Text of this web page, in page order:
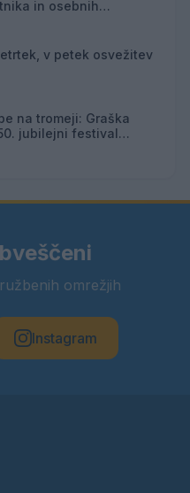
in osebnih
v petek osvežitev
na tromeji: Graška
jubilejni festival
glasbe
omrežjih
Instagram